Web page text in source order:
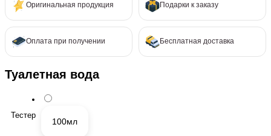
Оригинальная продукция Подарки к заказу
Оплата при получении Бесплатная доставка
Туалетная вода
Тестер
100мл